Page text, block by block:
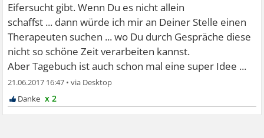
Eifersucht gibt. Wenn Du es nicht allein
schaffst ... dann würde ich mir an Deiner Stelle einen
Therapeuten suchen ... wo Du durch Gespräche diese
nicht so schöne Zeit verarbeiten kannst.
Aber Tagebuch ist auch schon mal eine super Idee ...
21.06.2017 16:47 •
x 2